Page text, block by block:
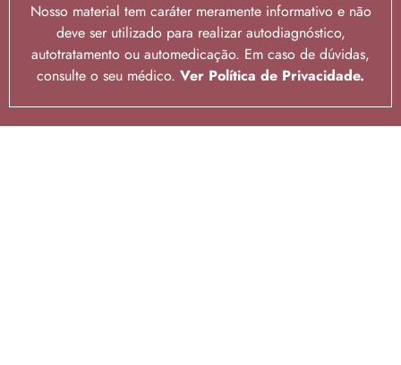
Nosso material tem caráter meramente informativo e não
deve ser utilizado para realizar autodiagnóstico,
autotratamento ou automedicação. Em caso de dúvidas,
consulte o seu médico. Ver Política de Privacidade.